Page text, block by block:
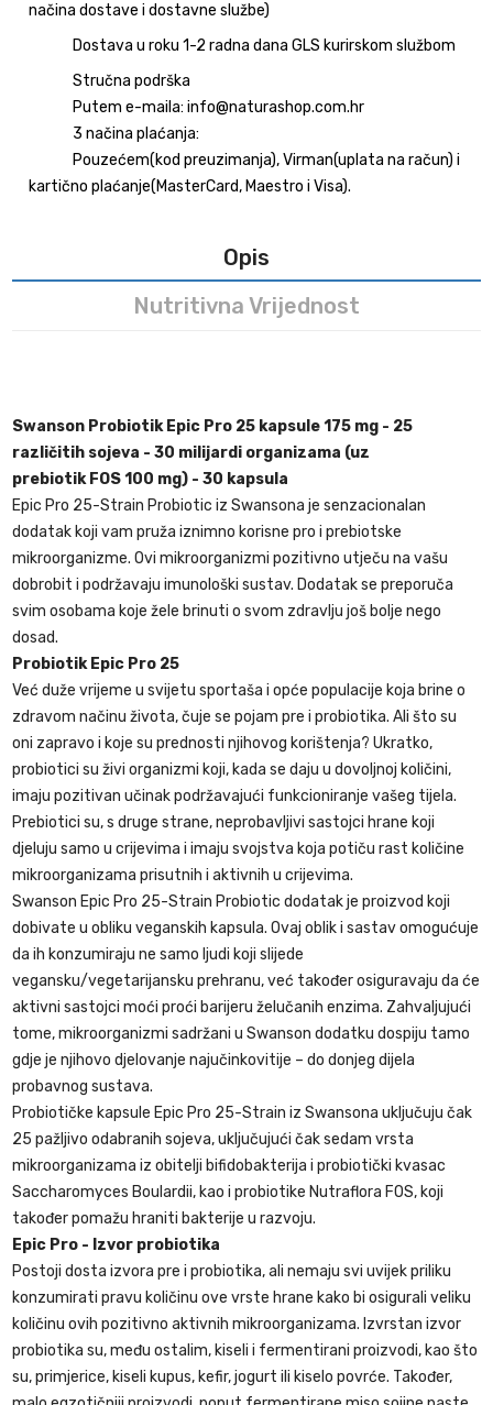
načina dostave i dostavne službe)
Dostava u roku 1-2 radna dana GLS kurirskom službom
Stručna podrška
Putem e-maila: info@naturashop.com.hr
3 načina plaćanja:
Pouzećem(kod preuzimanja), Virman(uplata na račun) i
kartično plaćanje(MasterCard, Maestro i Visa).
Opis
Nutritivna Vrijednost
Swanson Probiotik Epic Pro 25 kapsule 175 mg - 25
različitih sojeva - 30 milijardi organizama (uz
prebiotik FOS 100 mg) - 30 kapsula
Epic Pro 25-Strain Probiotic iz Swansona je senzacionalan
dodatak koji vam pruža iznimno korisne pro i prebiotske
mikroorganizme. Ovi mikroorganizmi pozitivno utječu na vašu
dobrobit i podržavaju imunološki sustav. Dodatak se preporuča
svim osobama koje žele brinuti o svom zdravlju još bolje nego
dosad.
Probiotik Epic Pro 25
Već duže vrijeme u svijetu sportaša i opće populacije koja brine o
zdravom načinu života, čuje se pojam pre i probiotika. Ali što su
oni zapravo i koje su prednosti njihovog korištenja? Ukratko,
probiotici su živi organizmi koji, kada se daju u dovoljnoj količini,
imaju pozitivan učinak podržavajući funkcioniranje vašeg tijela.
Prebiotici su, s druge strane, neprobavljivi sastojci hrane koji
djeluju samo u crijevima i imaju svojstva koja potiču rast količine
mikroorganizama prisutnih i aktivnih u crijevima.
Swanson Epic Pro 25-Strain Probiotic dodatak je proizvod koji
dobivate u obliku veganskih kapsula. Ovaj oblik i sastav omogućuje
da ih konzumiraju ne samo ljudi koji slijede
vegansku/vegetarijansku prehranu, već također osiguravaju da će
aktivni sastojci moći proći barijeru želučanih enzima. Zahvaljujući
tome, mikroorganizmi sadržani u Swanson dodatku dospiju tamo
gdje je njihovo djelovanje najučinkovitije – do donjeg dijela
probavnog sustava.
Probiotičke kapsule Epic Pro 25-Strain iz Swansona uključuju čak
25 pažljivo odabranih sojeva, uključujući čak sedam vrsta
mikroorganizama iz obitelji bifidobakterija i probiotički kvasac
Saccharomyces Boulardii, kao i probiotike Nutraflora FOS, koji
također pomažu hraniti bakterije u razvoju.
Epic Pro - Izvor probiotika
Postoji dosta izvora pre i probiotika, ali nemaju svi uvijek priliku
konzumirati pravu količinu ove vrste hrane kako bi osigurali veliku
količinu ovih pozitivno aktivnih mikroorganizama. Izvrstan izvor
probiotika su, među ostalim, kiseli i fermentirani proizvodi, kao što
su, primjerice, kiseli kupus, kefir, jogurt ili kiselo povrće. Također,